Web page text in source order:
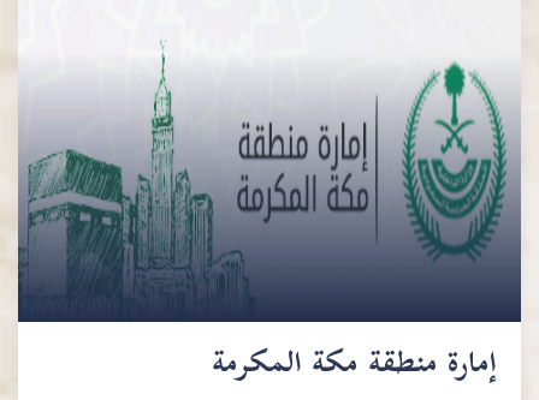
إمارة منطقة مكة المكرمة